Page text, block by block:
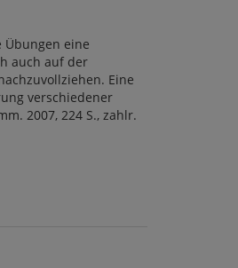
Übungen eine
auch auf der
Eine
verschiedener
2007, 224 S., zahlr.